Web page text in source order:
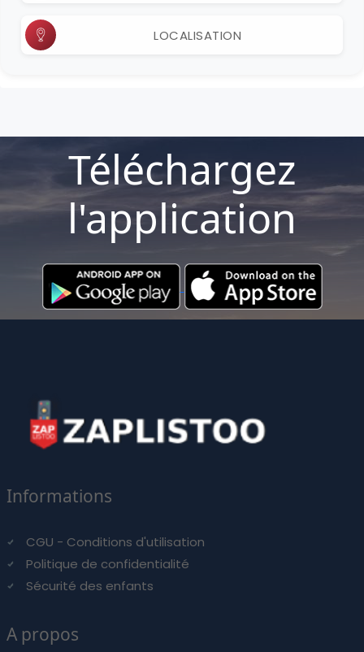
LOCALISATION
Téléchargez
l'application
Informations
CGU - Conditions d'utilisation
Politique de confidentialité
Sécurité des enfants
A propos